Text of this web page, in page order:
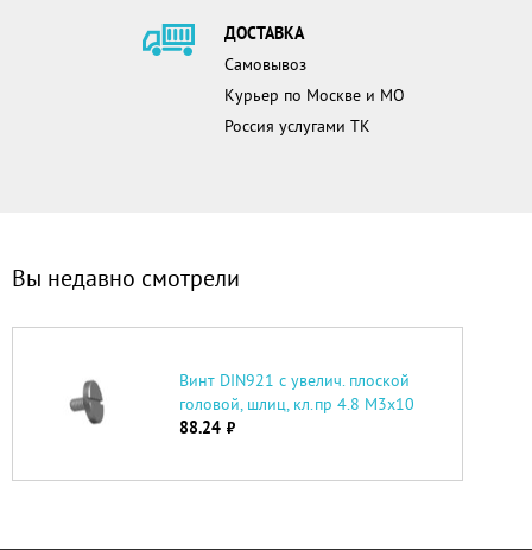
ДОСТАВКА
Самовывоз
Курьер по Москве и МО
Россия услугами ТК
Вы недавно смотрели
Винт DIN921 с увелич. плоской
головой, шлиц, кл.пр 4.8 М3х10
88.24 руб.